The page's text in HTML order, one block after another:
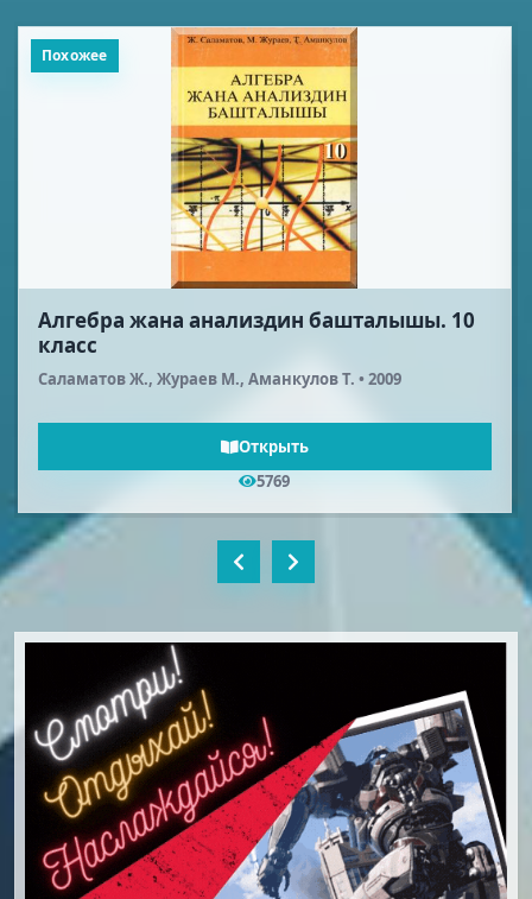
Похожее
Алгебра жана анализдин башталышы. 10
класс
Саламатов Ж., Жураев М., Аманкулов Т. • 2009
Открыть
5769